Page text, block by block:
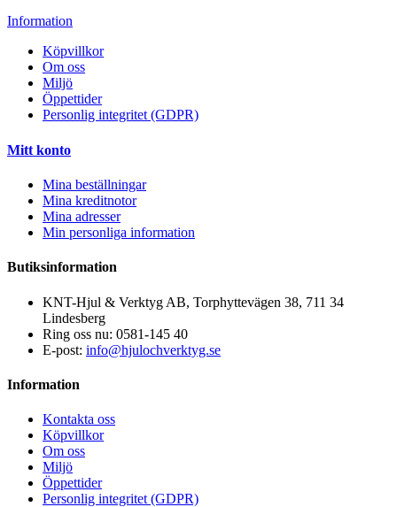
Information
Köpvillkor
Om oss
Miljö
Öppettider
Personlig integritet (GDPR)
Mitt konto
Mina beställningar
Mina kreditnotor
Mina adresser
Min personliga information
Butiksinformation
KNT-Hjul & Verktyg AB, Torphyttevägen 38, 711 34
Lindesberg
Ring oss nu: 0581-145 40
E-post: info@hjulochverktyg.se
Information
Kontakta oss
Köpvillkor
Om oss
Miljö
Öppettider
Personlig integritet (GDPR)